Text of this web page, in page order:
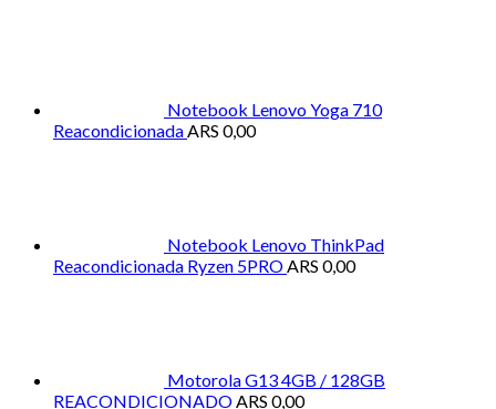
Notebook Lenovo Yoga 710
ReacondicionadaARS 0,00
Notebook Lenovo ThinkPad
Reacondicionada Ryzen 5PROARS 0,00
Motorola G13 4GB / 128GB
REACONDICIONADOARS 0,00